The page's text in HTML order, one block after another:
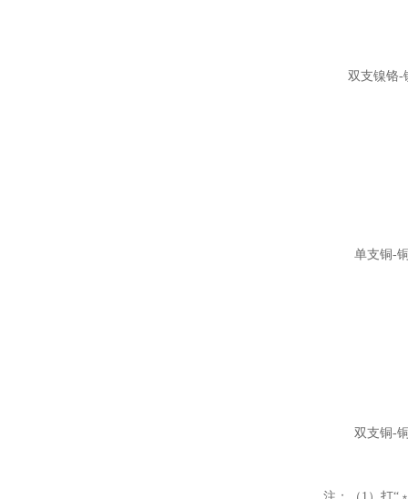
双支镍铬-
单支铜-
双支铜-